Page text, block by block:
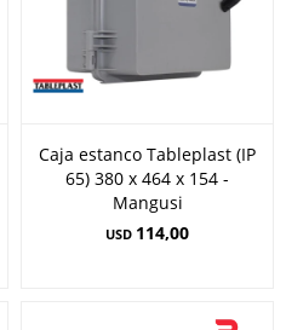
Caja estanco Tableplast (IP
65) 380 x 464 x 154 -
Mangusi
USD 114,00